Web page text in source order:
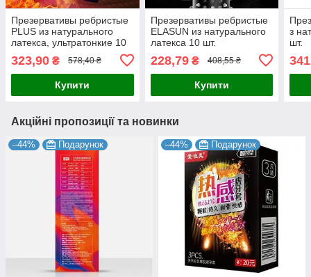
Презервативы ребристые
PLUS из натурального
латекса, ультратонкие 10
323,90 ₴ 578,40 ₴
Купити
Презервативы ребристые
ELASUN из натурального
латекса 10 шт.
228,79₴ 408,55 ₴
Купити
з
шт.
Акційні пропозиції та новинки
–44% Подарунок –44% Подарунок